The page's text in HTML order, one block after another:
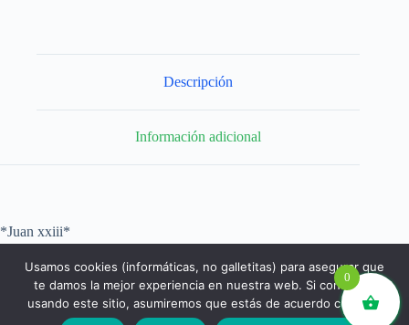
Descripción
Información adicional
*Juan xxiii*
0
Usamos cookies (informáticas, no galletitas) para asegurar que
te damos la mejor experiencia en nuestra web. Si continúas
usando este sitio, asumiremos que estás de acuerdo con ello.